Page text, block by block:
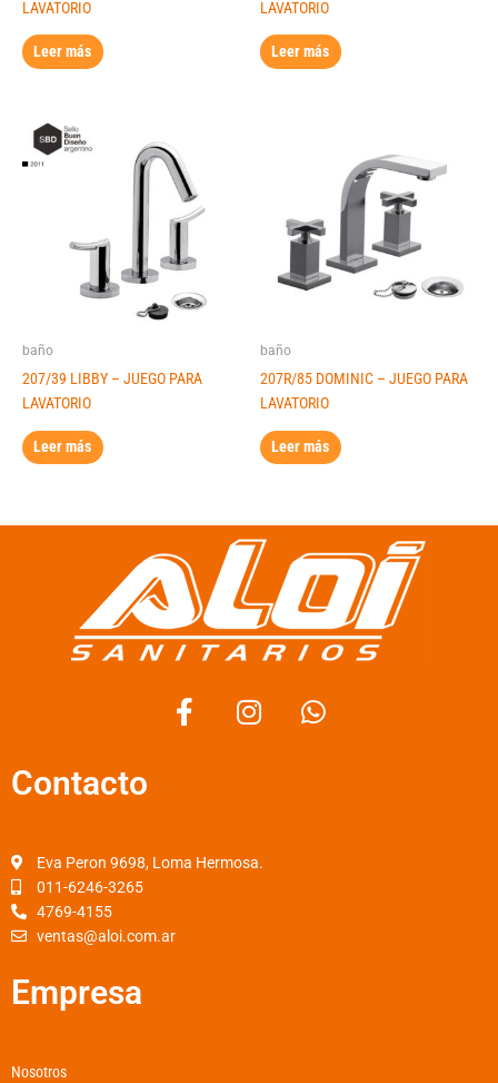
LAVATORIO
Leer más
LAVATORIO
Leer más
baño
207/39 LIBBY – JUEGO PARA
LAVATORIO
Leer más
baño
207R/85 DOMINIC – JUEGO PARA
LAVATORIO
Leer más
F
a
o
I
n
r
W
h
Contacto
Eva Peron 9698, Loma Hermosa.
011-6246-3265
4769-4155
ventas@aloi.com.ar
Empresa
Nosotros